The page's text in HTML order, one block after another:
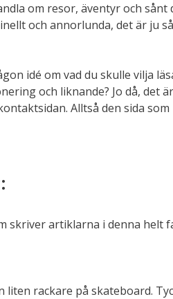
om resor, äventyr och sånt
och annorlunda, det är ju
idé om vad du skulle vilja
och liknande? Jo då, det
Alltså den sida
skriver artiklarna i denna helt
rackare på skateboard.